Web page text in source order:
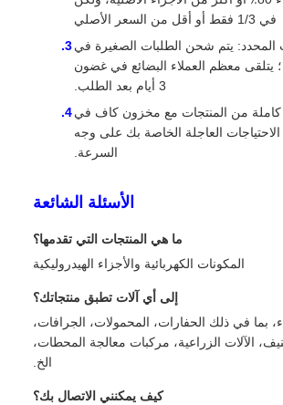
في 1/3 فقط أو أقل من السعر الأصلي
المحدد: يتم شحن الطلبات الصغيرة في
ساعة ؛ يتلقى معظم العملاء البضائع في غضون
3 أيام بعد الطلب.
من المنتجات مع مخزون كاف في
الاحتياجات العاجلة الخاصة بك على وجه
السرعة.
الأسئلة الشائعة
ما هي المنتجات التي تقدمها؟
المكونات الكهربائية والأجزاء الهيدروليكية
إلى أي آلات تطبق منتجاتك؟
بما في ذلك الحفارات، المحمولات، الجرافات،
الآلات الزراعية، مركبات معالجة المحطات،
الخ.
كيف يمكنني الاتصال بك؟